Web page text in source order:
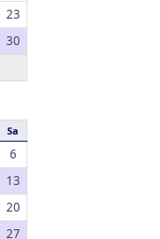
23
30
Sa
6
13
20
27